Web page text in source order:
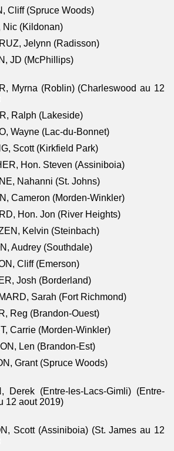
Cliff (Spruce Woods)
Nic (Kildonan)
Jelynn (Radisson)
JD (McPhillips)
Myrna (Roblin) (Charleswood au 12
Ralph (Lakeside)
Wayne (Lac-du-Bonnet)
Scott (Kirkfield Park)
Hon. Steven (Assiniboia)
Nahanni (St. Johns)
Cameron (Morden-Winkler)
Hon. Jon (River Heights)
Kelvin (Steinbach)
Audrey (Southdale)
Cliff (Emerson)
Josh (Borderland)
Sarah (Fort Richmond)
Reg (Brandon-Ouest)
Carrie (Morden-Winkler)
Len (Brandon-Est)
Grant (Spruce Woods)
Derek (Entre-les-Lacs-Gimli) (Entre-
12 aout 2019)
Scott (Assiniboia) (St. James au 12